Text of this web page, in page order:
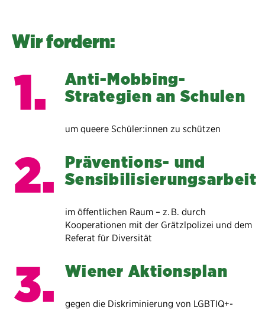
Wir fordern:
Anti-Mobbing-
Strategien an Schulen
um queere Schüler:innen zu schützen
Präventions- und
Sensibilisierungsarbeit
im öffentlichen Raum – z. B. durch
Kooperationen mit der Grätzlpolizei und dem
Referat für Diversität
Wiener Aktionsplan
gegen die Diskriminierung von LGBTIQ+-